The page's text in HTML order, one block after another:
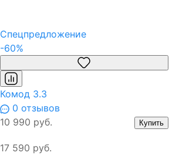
Спецпредложение
-60%
Комод 3.3
0 отзывов
10 990 руб.
17 590 руб.
Купить